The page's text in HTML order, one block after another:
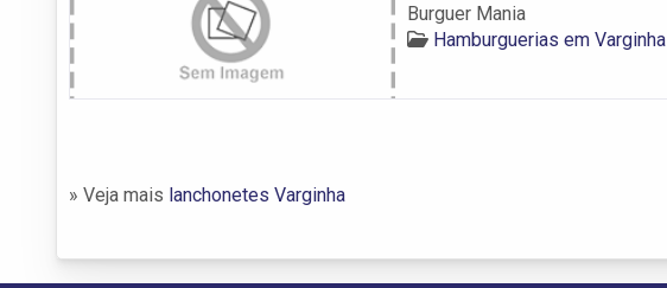
Burguer Mania
Hamburguerias em Varginha
» Veja mais lanchonetes Varginha